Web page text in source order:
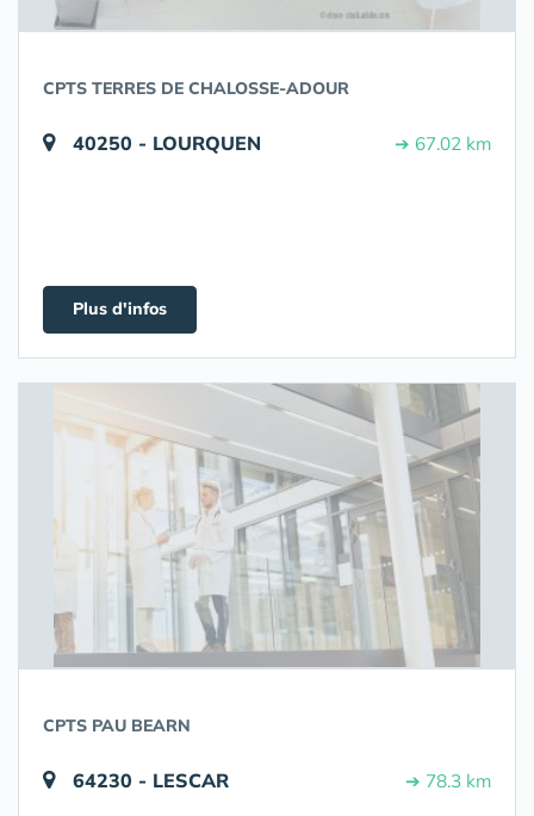
CPTS TERRES DE CHALOSSE-ADOUR
40250 - LOURQUEN ➔ 67.02 km
Plus d'infos
CPTS PAU BEARN
64230 - LESCAR ➔ 78.3 km